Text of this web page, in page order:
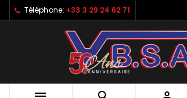
Téléphone: +33 3 29 24 62 71